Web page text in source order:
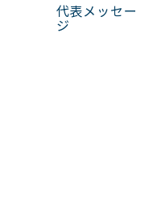
代表メッセー
ジ